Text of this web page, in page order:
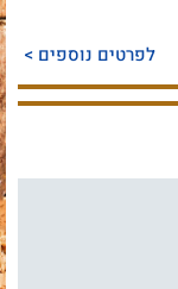
לפרטים נוספים >